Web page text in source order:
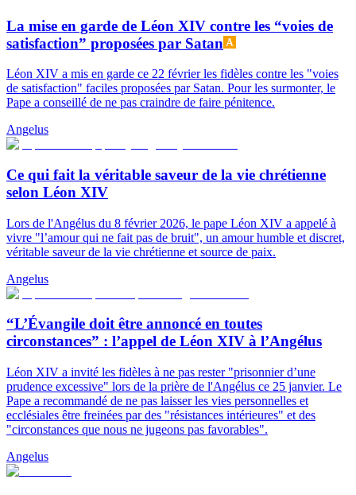
La mise en garde de Léon XIV contre les “voies de
satisfaction” proposées par Satan
Léon XIV a mis en garde ce 22 février les fidèles contre les "voies
de satisfaction" faciles proposées par Satan. Pour les surmonter, le
Pape a conseillé de ne pas craindre de faire pénitence.
Angelus
Ce qui fait la véritable saveur de la vie chrétienne
selon Léon XIV
Lors de l'Angélus du 8 février 2026, le pape Léon XIV a appelé à
vivre "l’amour qui ne fait pas de bruit", un amour humble et discret,
véritable saveur de la vie chrétienne et source de paix.
Angelus
“L’Évangile doit être annoncé en toutes
circonstances” : l’appel de Léon XIV à l’Angélus
Léon XIV a invité les fidèles à ne pas rester "prisonnier d’une
prudence excessive" lors de la prière de l'Angélus ce 25 janvier. Le
Pape a recommandé de ne pas laisser les vies personnelles et
ecclésiales être freinées par des "résistances intérieures" et des
"circonstances que nous ne jugeons pas favorables".
Angelus